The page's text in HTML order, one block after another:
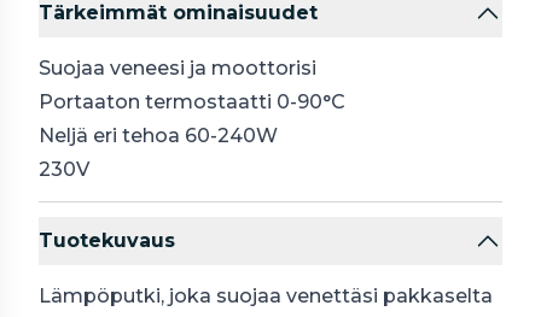
Tärkeimmät ominaisuudet
Suojaa veneesi ja moottorisi
Portaaton termostaatti 0-90°C
Neljä eri tehoa 60-240W
230V
Tuotekuvaus
Lämpöputki, joka suojaa venettäsi pakkaselta